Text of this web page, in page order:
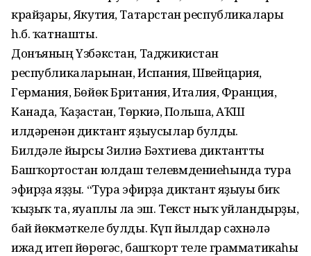
крайҙары, Якутия, Татарстан республикалары
һ.б. ҡатнашты.
Донъяның Үзбәкстан, Таджикистан
республикаларынан, Испания, Швейцария,
Германия, Бөйөк Британия, Италия, Франция,
Канада, Ҡаҙағстан, Төркиә, Польша, АҠШ
илдәренән диктант яҙыусылар булды.
Билдәле йырсы Зилиә Бәхтиева диктантты
Башҡортостан юлдаш телевмдениеһында тура
эфирҙа яҙҙы. “Тура эфирҙа диктант яҙыуы биҡ
ҡыҙыҡ та, яуаплы ла эш. Текст ныҡ уйландырҙы,
бай йөкмәткеле булды. Күп йылдар сәхнәлә
ижад итеп йөрөгәс, башҡорт теле грамматикаһы